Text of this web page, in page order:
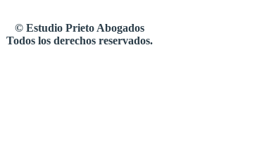
© Estudio Prieto Abogados
Todos los derechos reservados.